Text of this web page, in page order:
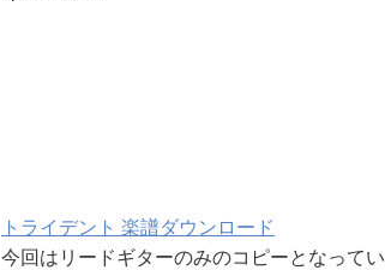
トライデント 楽譜ダウンロード
今回はリードギターのみのコピーとなってい